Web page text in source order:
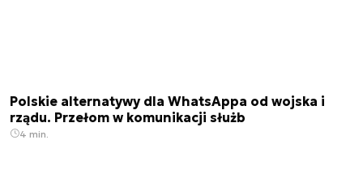
Polskie alternatywy dla WhatsAppa od wojska i
rządu. Przełom w komunikacji służb
4 min.